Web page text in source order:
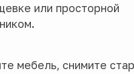
или просторной
мебель, снимите